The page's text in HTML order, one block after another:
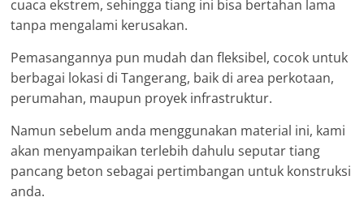
cuaca ekstrem, sehingga tiang ini bisa bertahan lama
tanpa mengalami kerusakan.
Pemasangannya pun mudah dan fleksibel, cocok untuk
berbagai lokasi di Tangerang, baik di area perkotaan,
perumahan, maupun proyek infrastruktur.
Namun sebelum anda menggunakan material ini, kami
akan menyampaikan terlebih dahulu seputar tiang
pancang beton sebagai pertimbangan untuk konstruksi
anda.